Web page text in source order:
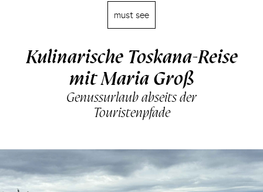
must see
Kulinarische Toskana-Reise
mit Maria Groß
Genussurlaub abseits der
Touristenpfade